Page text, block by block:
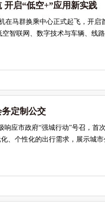
启“低空+”应用新实践
在马群换乘中心正式起飞，开启
智联网、数字技术与车辆、线
定制公交​
响应市政府“强城行动”号召，首
、个性化的出行需求，展示城